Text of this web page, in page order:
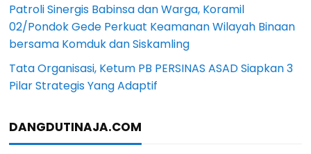
Patroli Sinergis Babinsa dan Warga, Koramil
02/Pondok Gede Perkuat Keamanan Wilayah Binaan
bersama Komduk dan Siskamling
Tata Organisasi, Ketum PB PERSINAS ASAD Siapkan 3
Pilar Strategis Yang Adaptif
DANGDUTINAJA.COM